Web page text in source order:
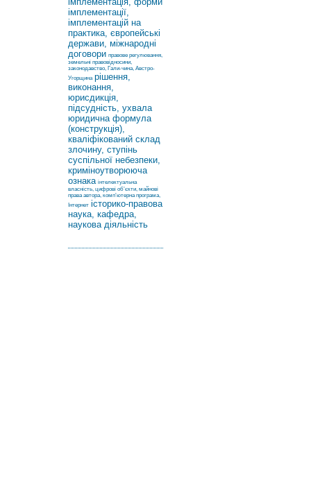
імплементації,
імплементацій на
практика, європейські
держави, міжнародні
договори правове регулювання,
земельні правовідносини,
законодавство, Гали-чина, Австро-
Угорщина рішення,
виконання,
юрисдикція,
підсудність, ухвала
юридична формула
(конструкція),
кваліфікований склад
злочину, ступінь
суспільної небезпеки,
криміноутворююча
ознака інтелектуальна
власність, цифрові об’єкти, майнові
права автора, комп’ютерна програма,
Інтернет історико-правова
наука, кафедра,
наукова діяльність